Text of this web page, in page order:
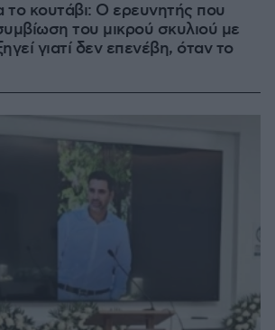
το κουτάβι: Ο ερευνητής που
του μικρού σκυλιού με
γιατί δεν επενέβη, όταν το